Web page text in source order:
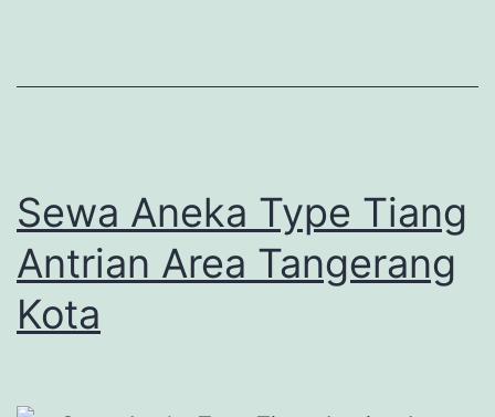
Sewa Aneka Type Tiang
Antrian Area Tangerang
Kota